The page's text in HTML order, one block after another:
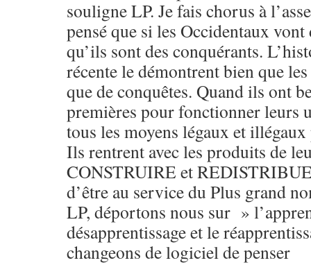
souligne LP. Je fais chorus à
pensé que si les Occidentaux vont
qu’ils sont des conquérants.
récente le démontrent bien que
que de conquêtes. Quand ils ont
premières pour fonctionner leurs
tous les moyens légaux et
Ils rentrent avec les produits de
CONSTRUIRE et
d’être au service du Plus grand
LP, déportons nous sur »
désapprentissage et le
changeons de logiciel de penser